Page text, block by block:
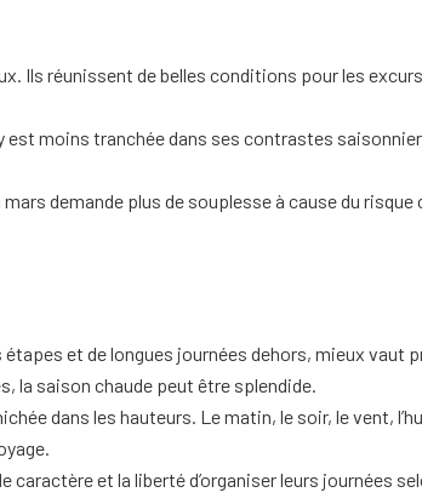
Ils réunissent de belles conditions pour les
moins tranchée dans ses contrastes
demande plus de souplesse à cause du
et de longues journées dehors, mieux vaut
la saison chaude peut être splendide.
dans les hauteurs. Le matin, le soir, le vent,
et la liberté d’organiser leurs journées